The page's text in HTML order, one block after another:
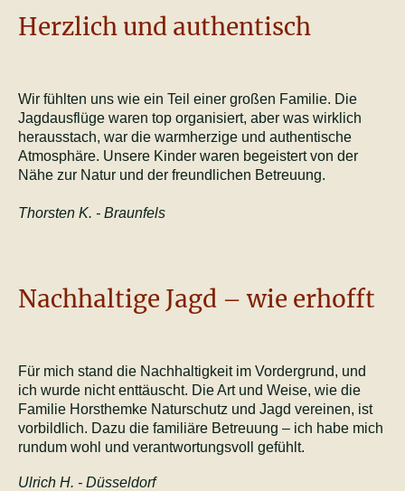
Herzlich und authentisch
Wir fühlten uns wie ein Teil einer großen Familie. Die
Jagdausflüge waren top organisiert, aber was wirklich
herausstach, war die warmherzige und authentische
Atmosphäre. Unsere Kinder waren begeistert von der
Nähe zur Natur und der freundlichen Betreuung.
Thorsten K. - Braunfels
Nachhaltige Jagd – wie erhofft
Für mich stand die Nachhaltigkeit im Vordergrund, und
ich wurde nicht enttäuscht. Die Art und Weise, wie die
Familie Horsthemke Naturschutz und Jagd vereinen, ist
vorbildlich. Dazu die familiäre Betreuung – ich habe mich
rundum wohl und verantwortungsvoll gefühlt.
Ulrich H. - Düsseldorf